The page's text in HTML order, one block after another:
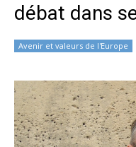
débat dans
Avenir et valeurs de l'Europe